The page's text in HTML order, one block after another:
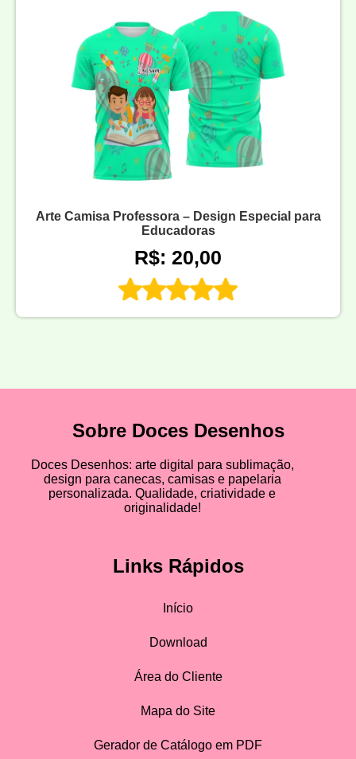
Arte Camisa Professora – Design Especial para
Educadoras
R$: 20,00
Sobre Doces Desenhos
Doces Desenhos: arte digital para sublimação,
design para canecas, camisas e papelaria
personalizada. Qualidade, criatividade e
originalidade!
Links Rápidos
Início
Download
Área do Cliente
Mapa do Site
Gerador de Catálogo em PDF